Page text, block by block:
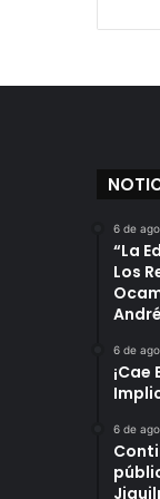
6 de
“La
Los
6 de
6 de